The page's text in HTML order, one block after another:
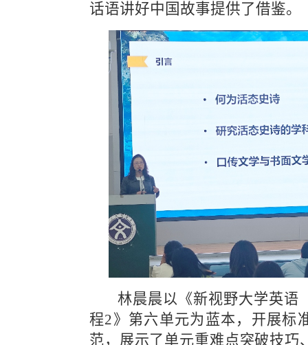
话语讲好中国故事提供了借鉴。
程2》第六单元为蓝本，开展标
范，展示了单元重难点突破技巧